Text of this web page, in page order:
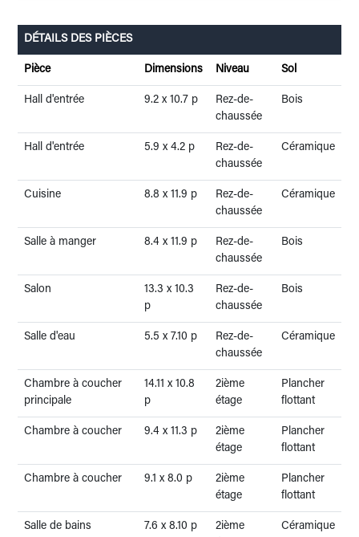
DÉTAILS DES PIÈCES
Pièce Dimensions Niveau Sol
Hall d'entrée 9.2 x 10.7 p
Rez-de-
chaussée
Bois
Hall d'entrée 5.9 x 4.2 p
Rez-de-
chaussée
Céramique
Cuisine 8.8 x 11.9 p
Rez-de-
chaussée
Céramique
Salle à manger 8.4 x 11.9 p
Rez-de-
chaussée
Bois
Salon
13.3 x 10.3
p
Rez-de-
chaussée
Bois
Salle d'eau 5.5 x 7.10 p
Rez-de-
chaussée
Céramique
Chambre à coucher
principale
14.11 x 10.8
p
2ième
étage
Plancher
flottant
Chambre à coucher 9.4 x 11.3 p
2ième
étage
Plancher
flottant
Chambre à coucher 9.1 x 8.0 p
2ième
étage
Plancher
flottant
Salle de bains 7.6 x 8.10 p
2ième
Céramique